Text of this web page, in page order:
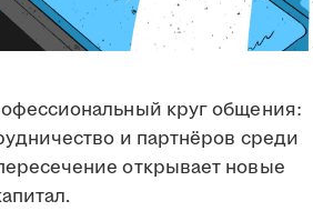
круг общения:
и партнёров среди
открывает новые